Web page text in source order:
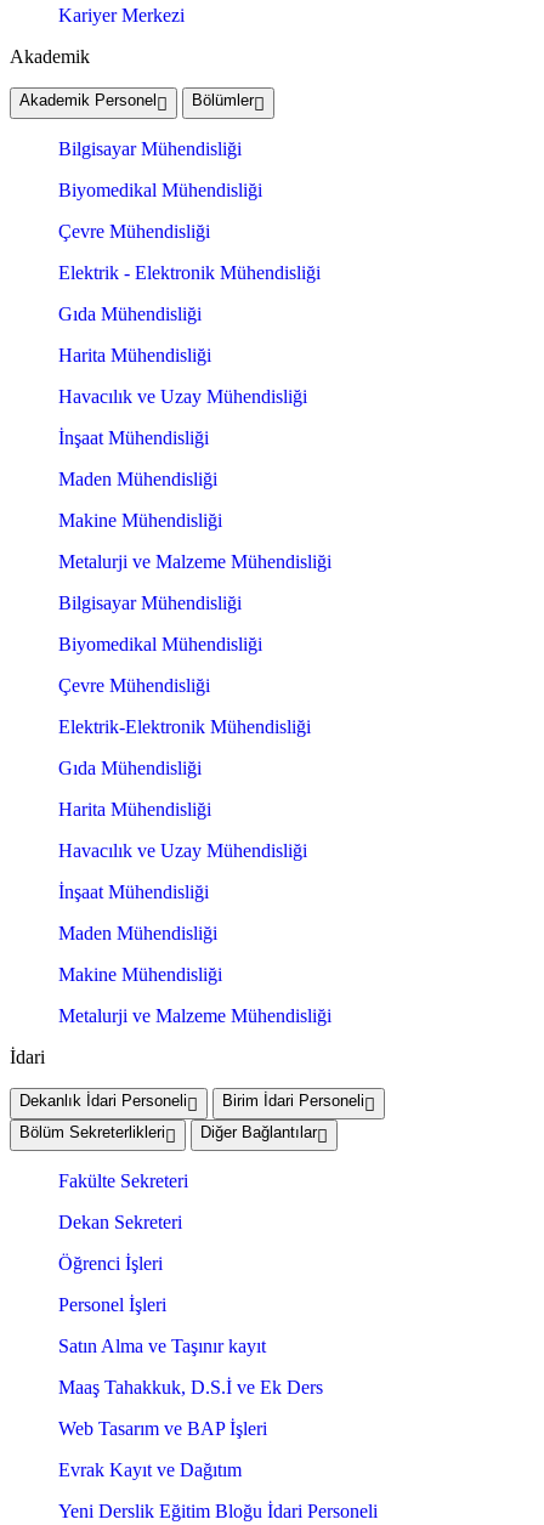
Kariyer Merkezi
Akademik
Akademik Personel Bölümler
Bilgisayar Mühendisliği
Biyomedikal Mühendisliği
Çevre Mühendisliği
Elektrik - Elektronik Mühendisliği
Gıda Mühendisliği
Harita Mühendisliği
Havacılık ve Uzay Mühendisliği
İnşaat Mühendisliği
Maden Mühendisliği
Makine Mühendisliği
Metalurji ve Malzeme Mühendisliği
Bilgisayar Mühendisliği
Biyomedikal Mühendisliği
Çevre Mühendisliği
Elektrik-Elektronik Mühendisliği
Gıda Mühendisliği
Harita Mühendisliği
Havacılık ve Uzay Mühendisliği
İnşaat Mühendisliği
Maden Mühendisliği
Makine Mühendisliği
Metalurji ve Malzeme Mühendisliği
İdari
Dekanlık İdari Personeli
Birim İdari Personeli
Bölüm Sekreterlikleri
Diğer Bağlantılar
Fakülte Sekreteri
Dekan Sekreteri
Öğrenci İşleri
Personel İşleri
Satın Alma ve Taşınır kayıt
Maaş Tahakkuk, D.S.İ ve Ek Ders
Web Tasarım ve BAP İşleri
Evrak Kayıt ve Dağıtım
Yeni Derslik Eğitim Bloğu İdari Personeli